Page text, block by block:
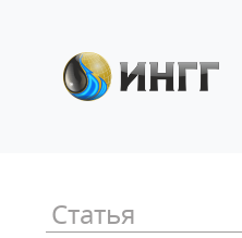
Статья